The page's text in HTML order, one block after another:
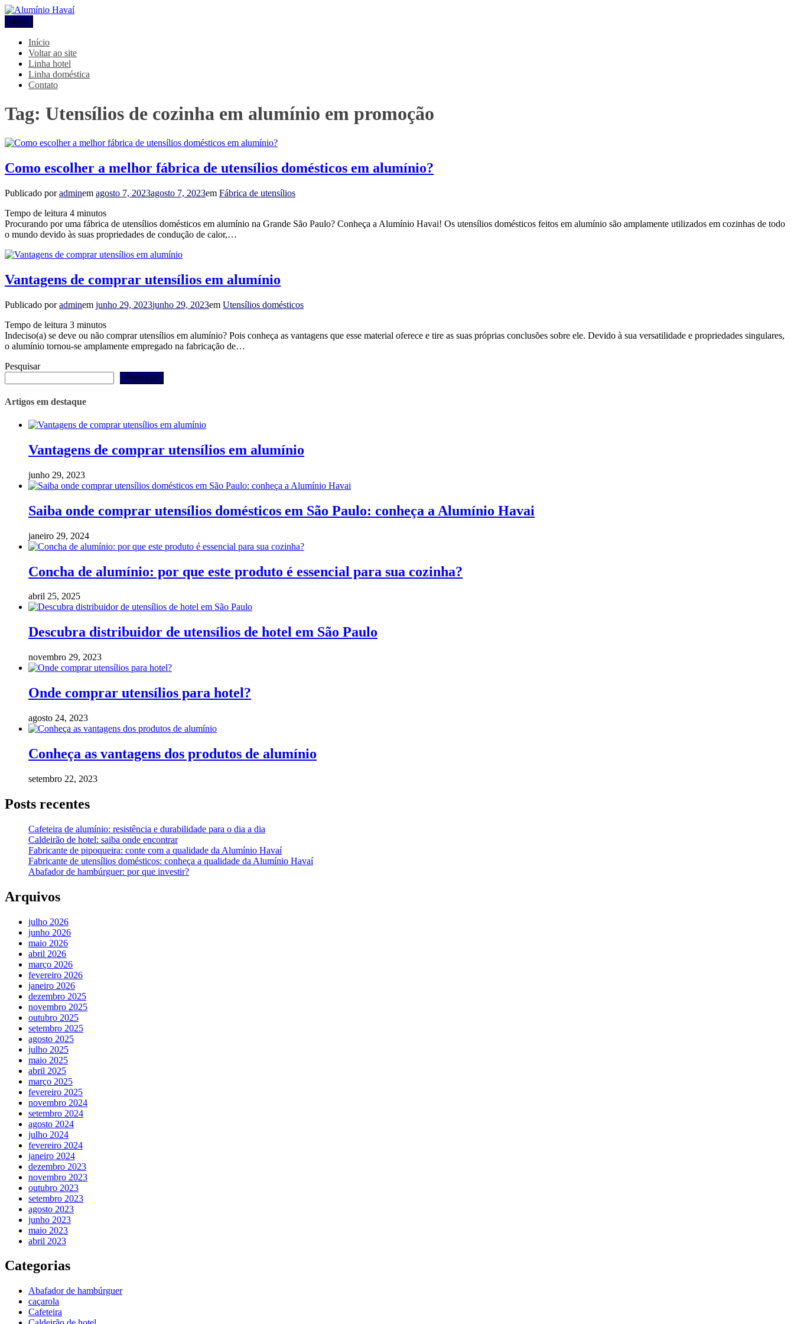
Pular
para
o
conteúdo
Alumínio Havaí
Blog Alumínio Havaí
Menu
Início
Voltar ao site
Linha hotel
Linha doméstica
Contato
Tag: Utensílios de cozinha em alumínio em promoção
Como escolher a melhor fábrica de utensílios domésticos em alumínio?
Publicado poradminem agosto 7, 2023agosto 7, 2023em Fábrica de utensílios
Tempo de leitura 4 minutos
Procurando por uma fábrica de utensílios domésticos em alumínio na Grande São Paulo? Conheça a Alumínio Havai! Os utensílios domésticos feitos em alumínio são amplamente utilizados em cozinhas de todo
o mundo devido às suas propriedades de condução de calor,…
Vantagens de comprar utensílios em alumínio
Publicado poradminem junho 29, 2023junho 29, 2023em Utensílios domésticos
Tempo de leitura 3 minutos
Indeciso(a) se deve ou não comprar utensílios em alumínio? Pois conheça as vantagens que esse material oferece e tire as suas próprias conclusões sobre ele. Devido à sua versatilidade e propriedades singulares,
o alumínio tornou-se amplamente empregado na fabricação de…
Pesquisar
Pesquisar
Artigos em destaque
Vantagens de comprar utensílios em alumínio
junho 29, 2023
Saiba onde comprar utensílios domésticos em São Paulo: conheça a Alumínio Havai
janeiro 29, 2024
Concha de alumínio: por que este produto é essencial para sua cozinha?
abril 25, 2025
Descubra distribuidor de utensílios de hotel em São Paulo
novembro 29, 2023
Onde comprar utensílios para hotel?
agosto 24, 2023
Conheça as vantagens dos produtos de alumínio
setembro 22, 2023
Posts recentes
Cafeteira de alumínio: resistência e durabilidade para o dia a dia
Caldeirão de hotel: saiba onde encontrar
Fabricante de pipoqueira: conte com a qualidade da Alumínio Havaí
Fabricante de utensílios domésticos: conheça a qualidade da Alumínio Havaí
Abafador de hambúrguer: por que investir?
Arquivos
julho 2026
junho 2026
maio 2026
abril 2026
março 2026
fevereiro 2026
janeiro 2026
dezembro 2025
novembro 2025
outubro 2025
setembro 2025
agosto 2025
julho 2025
maio 2025
abril 2025
março 2025
fevereiro 2025
novembro 2024
setembro 2024
agosto 2024
julho 2024
fevereiro 2024
janeiro 2024
dezembro 2023
novembro 2023
outubro 2023
setembro 2023
agosto 2023
junho 2023
maio 2023
abril 2023
Categorias
Abafador de hambúrguer
caçarola
Cafeteira